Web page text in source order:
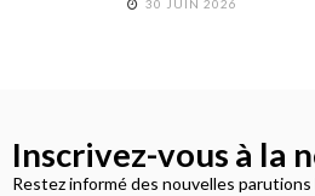
30 JUIN 2026
Inscrivez-vous à la
Restez informé des nouvelles parutions